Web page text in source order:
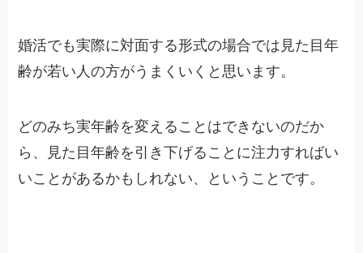
婚活でも実際に対面する形式の場合では見た目年
齢が若い人の方がうまくいくと思います。
どのみち実年齢を変えることはできないのだか
ら、見た目年齢を引き下げることに注力すればい
いことがあるかもしれない、
ということです。